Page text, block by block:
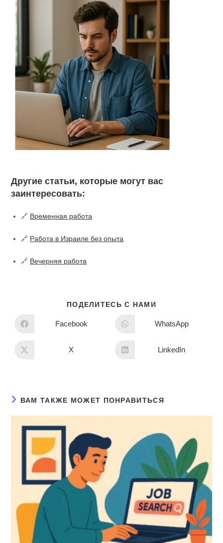
Другие статьи, которые могут вас
заинтересовать:
🔗 Временная работа
🔗 Работа в Израиле без опыта
🔗 Вечерняя работа
ПОДЕЛИТЕСЬ С НАМИ
Facebook WhatsApp
X LinkedIn
ВАМ ТАКЖЕ МОЖЕТ ПОНРАВИТЬСЯ